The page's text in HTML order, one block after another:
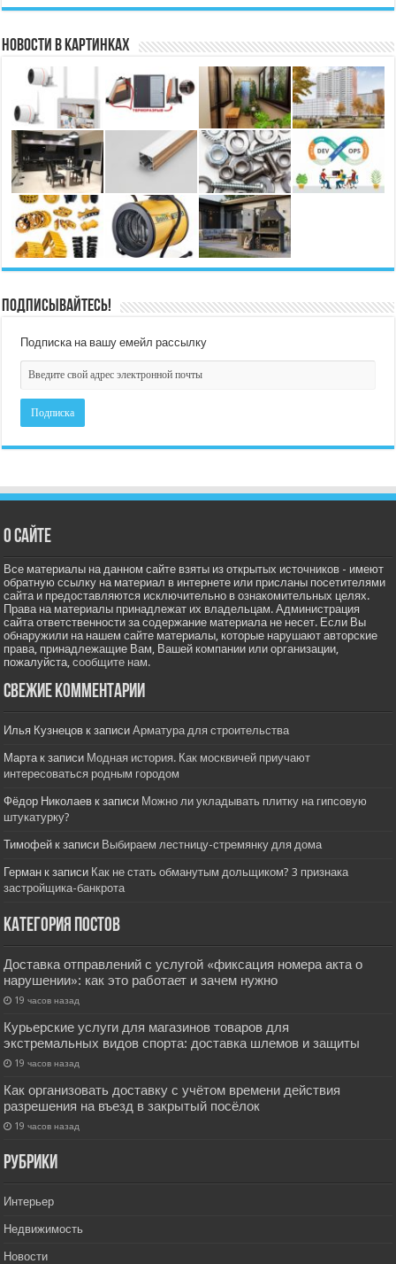
Новости в картинках
Подписывайтесь!
Подписка на вашу емейл рассылку
О сайте
Все материалы на данном сайте взяты из открытых источников - имеют
обратную ссылку на материал в интернете или присланы посетителями
сайта и предоставляются исключительно в ознакомительных целях.
Права на материалы принадлежат их владельцам. Администрация
сайта ответственности за содержание материала не несет. Если Вы
обнаружили на нашем сайте материалы, которые нарушают авторские
права, принадлежащие Вам, Вашей компании или организации,
пожалуйста,сообщите нам.
Свежие комментарии
Илья Кузнецов к записиАрматура для строительства
Мартак записи Модная история. Как москвичей приучают
интересоваться родным городом
Фёдор Николаев к записи Можно ли укладывать плитку на гипсовую
штукатурку?
Тимофей к записи Выбираем лестницу-стремянку для дома
Герман к записи Как не стать обманутым дольщиком? 3 признака
застройщика-банкрота
Категория постов
Доставка отправлений с услугой «фиксация номера акта о
нарушении»: как это работает и зачем нужно
19 часов назад
Курьерские услуги для магазинов товаров для
экстремальных видов спорта: доставка шлемов и защиты
19 часов назад
Как организовать доставку с учётом времени действия
разрешения на въезд в закрытый посёлок
19 часов назад
РУбрики
Интерьер
Недвижимость
Новости